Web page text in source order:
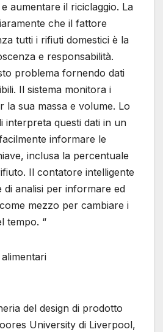
aumentare il riciclaggio. La
che il fattore
tutti i rifiuti domestici è la
e responsabilità.
problema fornendo dati
Il sistema monitora i
la sua massa e volume. Lo
interpreta questi dati in un
informare le
inclusa la percentuale
Il contatore intelligente
di analisi per informare ed
mezzo per cambiare i
tempo. “
del design di prodotto
University di Liverpool,